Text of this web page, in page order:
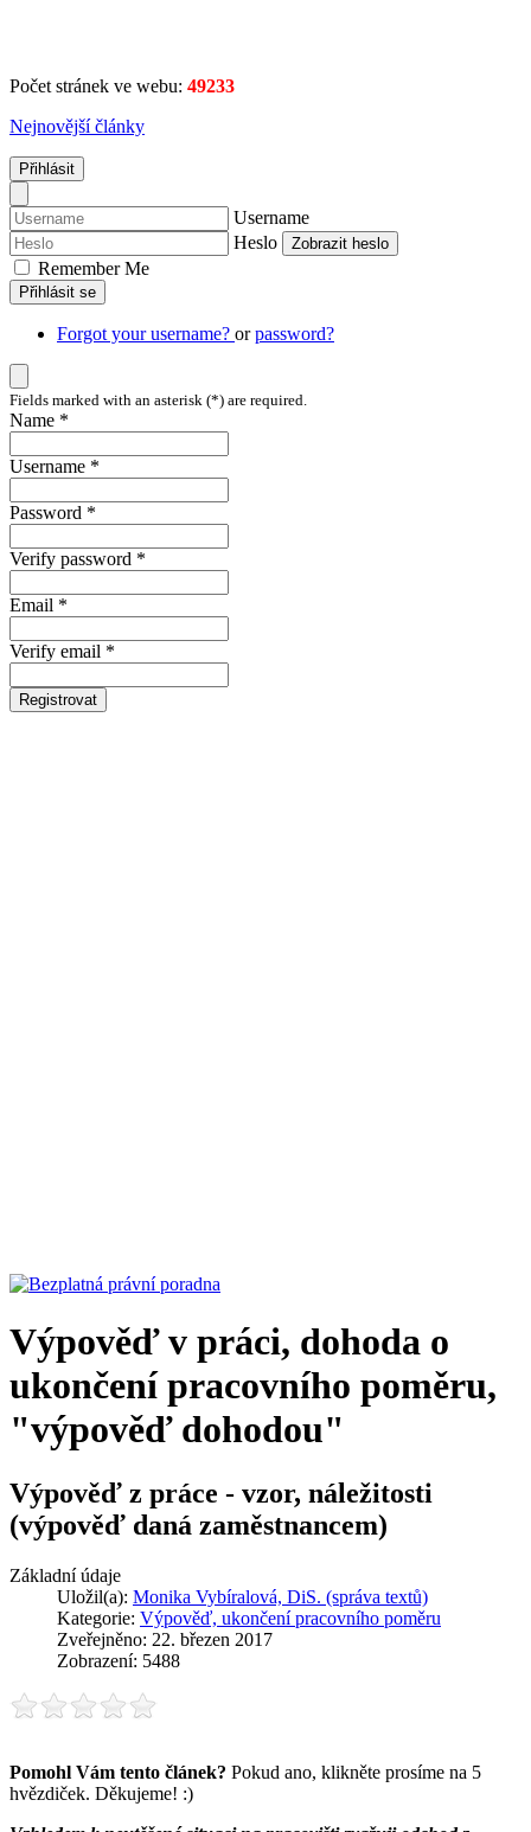
Počet stránek ve webu: 49233
Nejnovější články
Přihlásit
Username
Heslo
Zobrazit heslo
Remember Me
Přihlásit se
Forgot your username? orpassword?
Fields marked with an asterisk (*) are required.
Name *
Username *
Password *
Verify password *
Email *
Verify email *
Registrovat
Výpověď v práci, dohoda o
ukončení pracovního poměru,
"výpověď dohodou"
Výpověď z práce - vzor, náležitosti
(výpověď daná zaměstnancem)
Základní údaje
Uložil(a): Monika Vybíralová, DiS. (správa textů)
Kategorie: Výpověď, ukončení pracovního poměru
Zveřejněno: 22. březen 2017
Zobrazení: 5488
Pomohl Vám tento článek? Pokud ano, klikněte prosíme na 5
hvězdiček. Děkujeme! :)